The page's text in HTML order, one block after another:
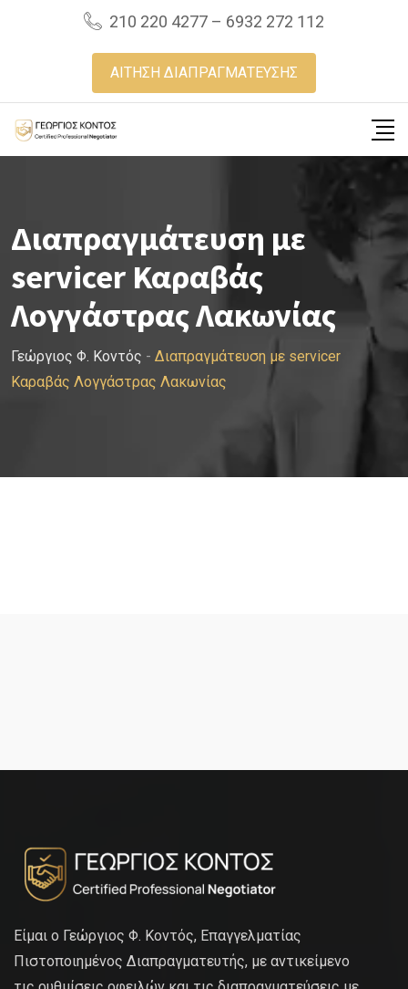
210 220 4277 – 6932 272 112
ΑΙΤΗΣΗ ΔΙΑΠΡΑΓΜΑΤΕΥΣΗΣ
Διαπραγμάτευση με
servicer Καραβάς
Λογγάστρας Λακωνίας
Γεώργιος Φ. Κοντός - Διαπραγμάτευση με servicer
Καραβάς Λογγάστρας Λακωνίας
Είμαι ο Γεώργιος Φ. Κοντός, Επαγγελματίας
Πιστοποιημένος Διαπραγματευτής, με αντικείμενο